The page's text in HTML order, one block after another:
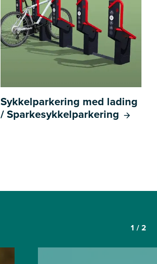
Sykkelparkering med lading
/ Sparkesykkelparkering
1 /2